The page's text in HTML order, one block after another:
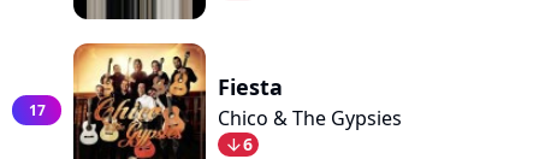
17
Fiesta
Chico & The Gypsies
arrow_bot6